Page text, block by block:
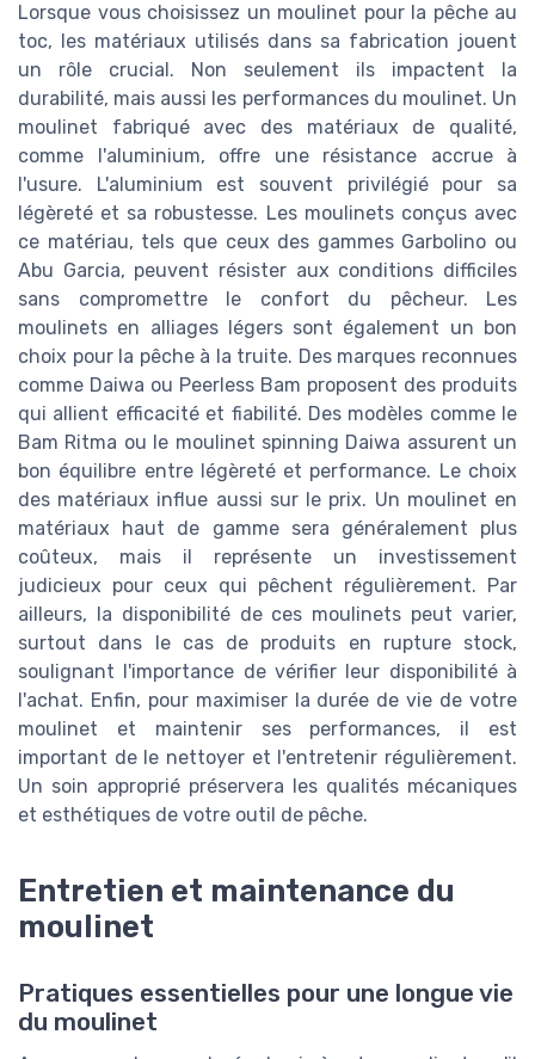
Lorsque vous choisissez un moulinet pour la pêche au
toc, les matériaux utilisés dans sa fabrication jouent
un rôle crucial. Non seulement ils impactent la
durabilité, mais aussi les performances du moulinet. Un
moulinet fabriqué avec des matériaux de qualité,
comme l'aluminium, offre une résistance accrue à
l'usure. L'aluminium est souvent privilégié pour sa
légèreté et sa robustesse. Les moulinets conçus avec
ce matériau, tels que ceux des gammes Garbolino ou
Abu Garcia, peuvent résister aux conditions difficiles
sans compromettre le confort du pêcheur. Les
moulinets en alliages légers sont également un bon
choix pour la pêche à la truite. Des marques reconnues
comme Daiwa ou Peerless Bam proposent des produits
qui allient efficacité et fiabilité. Des modèles comme le
Bam Ritma ou le moulinet spinning Daiwa assurent un
bon équilibre entre légèreté et performance. Le choix
des matériaux influe aussi sur le prix. Un moulinet en
matériaux haut de gamme sera généralement plus
coûteux, mais il représente un investissement
judicieux pour ceux qui pêchent régulièrement. Par
ailleurs, la disponibilité de ces moulinets peut varier,
surtout dans le cas de produits en rupture stock,
soulignant l'importance de vérifier leur disponibilité à
l'achat. Enfin, pour maximiser la durée de vie de votre
moulinet et maintenir ses performances, il est
important de le nettoyer et l'entretenir régulièrement.
Un soin approprié préservera les qualités mécaniques
et esthétiques de votre outil de pêche.
Entretien et maintenance du
moulinet
Pratiques essentielles pour une longue vie
du moulinet